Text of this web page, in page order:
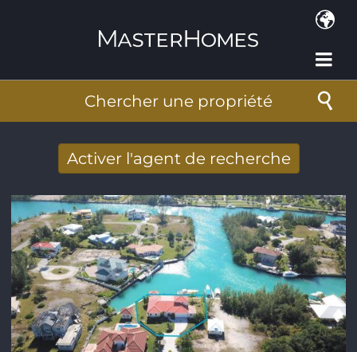
Chercher une propriété
Activer l'agent de recherche
par Email
Adresse de courriel*